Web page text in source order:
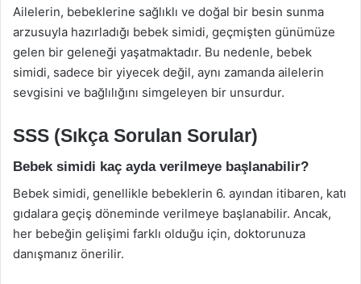
Ailelerin, bebeklerine sağlıklı ve doğal bir besin sunma
arzusuyla hazırladığı bebek simidi, geçmişten günümüze
gelen bir geleneği yaşatmaktadır. Bu nedenle, bebek
simidi, sadece bir yiyecek değil, aynı zamanda ailelerin
sevgisini ve bağlılığını simgeleyen bir unsurdur.
SSS (Sıkça Sorulan Sorular)
Bebek simidi kaç ayda verilmeye başlanabilir?
Bebek simidi, genellikle bebeklerin 6. ayından itibaren, katı
gıdalara geçiş döneminde verilmeye başlanabilir. Ancak,
her bebeğin gelişimi farklı olduğu için, doktorunuza
danışmanız önerilir.